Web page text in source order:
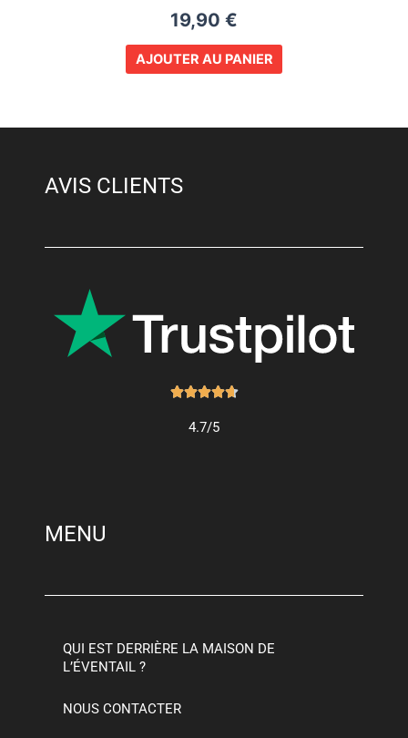
19,90 €
AJOUTER AU PANIER
AVIS CLIENTS
Noté
4.7/5
MENU
QUI EST DERRIÈRE LA MAISON DE
L’ÉVENTAIL ?
NOUS CONTACTER